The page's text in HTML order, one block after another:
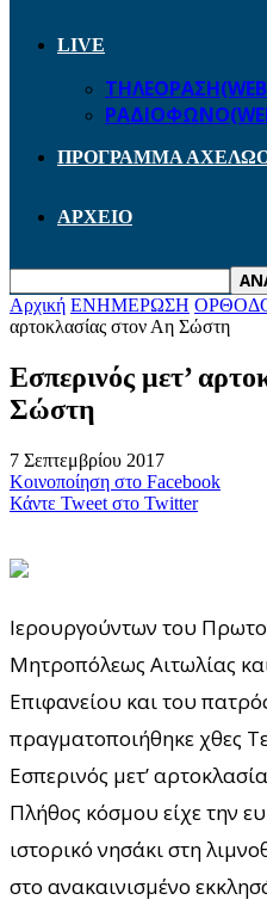
LIVE
ΠΡΟΓΡΑΜΜΑ
ΑΡΧΕΙΟ
Αρχική ΕΝΗΜΕΡΩΣΗ
αρτοκλασίας στον Αη Σώστη
Εσπερινός μετ’
Σώστη
7 Σεπτεμβρίου 2017
Κοινοποίηση στο Facebook
Κάντε Tweet στο Twitter
Ιερουργούντων του
Μητροπόλεως Αιτωλίας
Επιφανείου και του
πραγματοποιήθηκε χθες
Εσπερινός μετ’
Πλήθος κόσμου είχε την
ιστορικό νησάκι στη
στο ανακαινισμένο